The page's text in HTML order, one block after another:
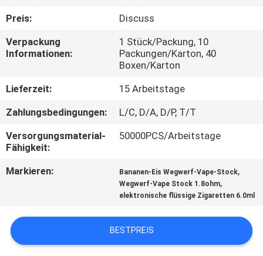
AUSFLUG
QUALITÄTSKONTROLLE
FORDERN
SIE
EIN
ZITAT
PRIVACY
POLICY
Preis:
Discuss
Verpackung
Informationen:
1 Stück/Packung, 10
Packungen/Karton, 40
Boxen/Karton
Lieferzeit:
15 Arbeitstage
Zahlungsbedingungen:
L/C, D/A, D/P, T/T
Versorgungsmaterial-
Fähigkeit:
50000PCS/Arbeitstage
Markieren: Bananen-Eis Wegwerf-Vape-Stock,
Wegwerf-Vape Stock 1.8ohm,
elektronische flüssige Zigaretten 6.0ml
BESTPREIS